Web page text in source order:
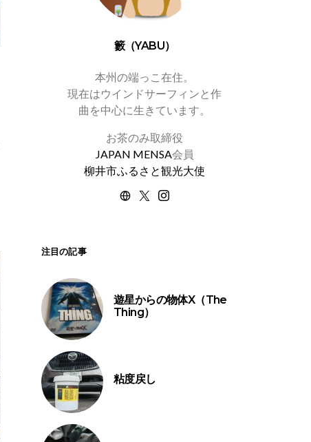
籔（YABU）
本州の端っこ在住。
現在はウインドサーフィンと作
曲を中心に生きています。
お茶のみ取締役
JAPAN MENSA会員
柳井市ふるさと観光大使
注目の記事
遊星からの物体X（The
Thing）
粘度戻し